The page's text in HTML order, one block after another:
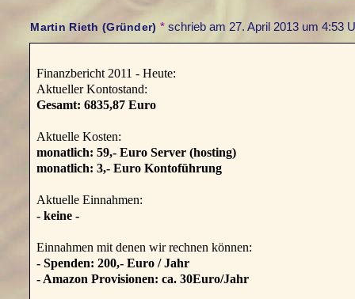
Martin Rieth (Gründer) * schrieb am 27. April 2013 um 4:53
Finanzbericht 2011 - Heute:
Aktueller Kontostand:
Gesamt: 6835,87 Euro
Aktuelle Kosten:
monatlich: 59,- Euro Server (hosting)
monatlich: 3,- Euro Kontoführung
Aktuelle Einnahmen:
- keine -
Einnahmen mit denen wir rechnen können:
- Spenden: 200,- Euro / Jahr
- Amazon Provisionen: ca. 30Euro/Jahr